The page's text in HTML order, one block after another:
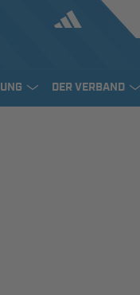
DER VERBAND